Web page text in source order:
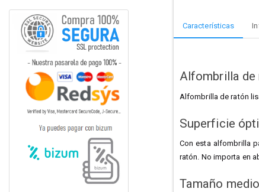
Características
Alfombrilla de
Alfombrilla de ratón
Superficie
Con esta alfombrilla
ratón. No importa en
Tamaño medio